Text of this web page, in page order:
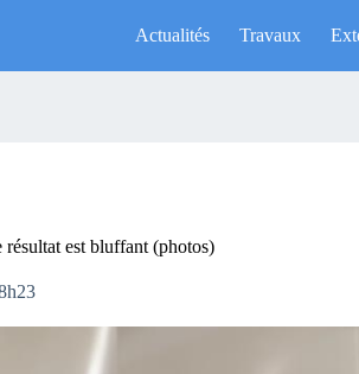
Actualités Travaux
résultat est bluffant (photos)